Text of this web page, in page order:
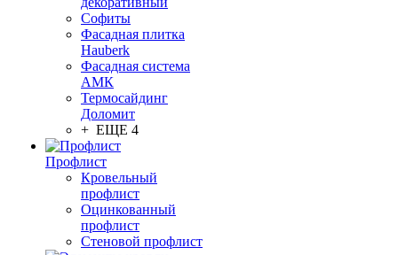
Софиты
Фасадная плитка
Hauberk
Фасадная система
АМК
Термосайдинг
Доломит
+ ЕЩЕ 4
Профлист
Кровельный
профлист
Оцинкованный
профлист
Стеновой профлист